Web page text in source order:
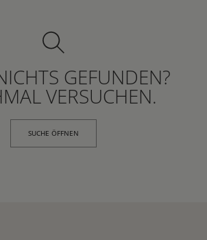
GEFUNDEN?
VERSUCHEN.
SUCHE ÖFFNEN